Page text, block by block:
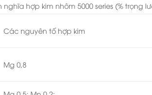
hợp kim nhôm 5000 series (% trọng
Các nguyên tố hợp kim
Mg 0,8